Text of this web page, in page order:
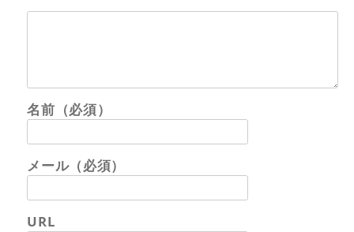
名前（必須）
メール（必須）
URL